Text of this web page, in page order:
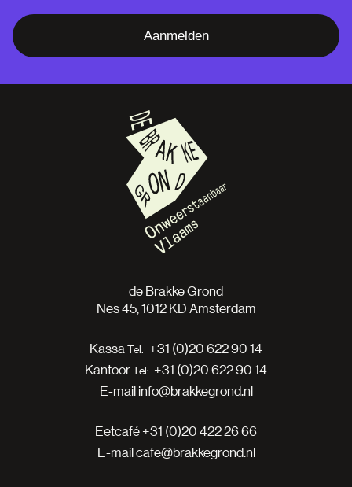
Aanmelden
de Brakke Grond
Nes 45, 1012 KD Amsterdam
Kassa
+31 (0)20 622 90 14
Kantoor
+31 (0)20 622 90 14
E-mailinfo@brakkegrond.nl
Eetcafé+31 (0)20 422 26 66
E-mailcafe@brakkegrond.nl